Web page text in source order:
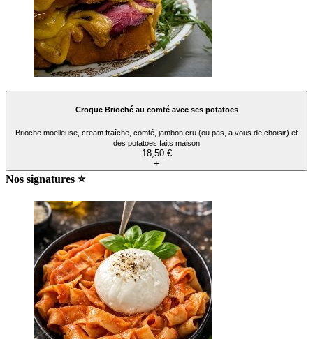
Croque Brioché au comté avec ses potatoes
Brioche moelleuse, cream fraîche, comté, jambon cru (ou pas, a vous de choisir) et
des potatoes faits maison
18,50 €
+
Nos signatures ⭐